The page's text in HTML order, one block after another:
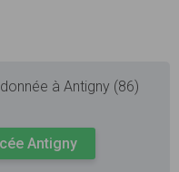
à Antigny (86)
Antigny